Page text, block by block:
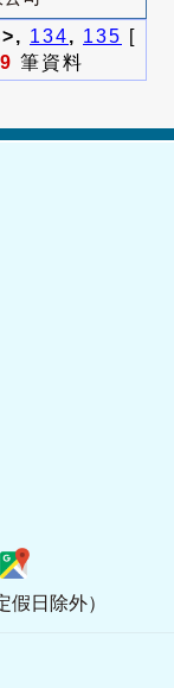
134, 135 [
筆資料
日除外）